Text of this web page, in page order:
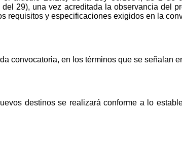
29), una vez acreditada la observancia del
requisitos y especificaciones exigidos en la
convocatoria, en los términos que se señalan
destinos se realizará conforme a lo